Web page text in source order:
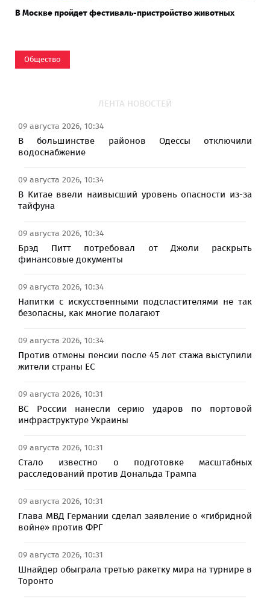
В Москве пройдет фестиваль-пристройство животных
Общество
ЛЕНТА НОВОСТЕЙ
09 августа 2026, 10:34
В большинстве районов Одессы отключили
водоснабжение
09 августа 2026, 10:34
В Китае ввели наивысший уровень опасности из-за
тайфуна
09 августа 2026, 10:34
Брэд Питт потребовал от Джоли раскрыть
финансовые документы
09 августа 2026, 10:34
Напитки с искусственными подсластителями не так
безопасны, как многие полагают
09 августа 2026, 10:34
Против отмены пенсии после 45 лет стажа выступили
жители страны ЕС
09 августа 2026, 10:31
ВС России нанесли серию ударов по портовой
инфраструктуре Украины
09 августа 2026, 10:31
Стало известно о подготовке масштабных
расследований против Дональда Трампа
09 августа 2026, 10:31
Глава МВД Германии сделал заявление о «гибридной
войне» против ФРГ
09 августа 2026, 10:31
Шнайдер обыграла третью ракетку мира на турнире в
Торонто